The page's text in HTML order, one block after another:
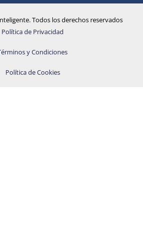
Todos los derechos reservados
Política de Privacidad
y Condiciones
Política de Cookies